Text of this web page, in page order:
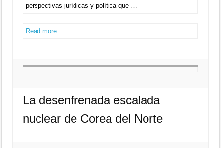
perspectivas jurídicas y política que …
Read more
La desenfrenada escalada
nuclear de Corea del Norte